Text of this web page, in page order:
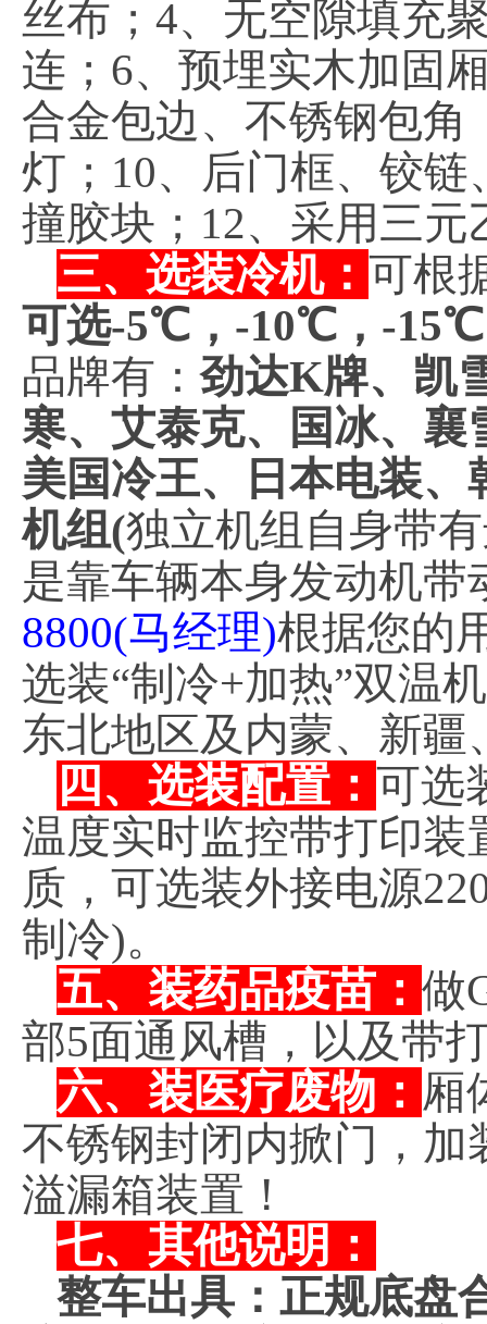
丝布；4、无空隙填充
连；6、预埋实木加固
合金包边、不锈钢包
灯；10、后门框、铰
撞胶块；12、采用三
三、选装冷机： 可根
可选-5℃，-10℃，-
品牌有：劲达K牌、凯
寒、艾泰克、国冰、襄
美国冷王、日本电装、
机组(独立机组自身带
是靠车辆本身发动机
8800(马经理)根据您的
选装“制冷+加热”双温
东北地区及内蒙、新
四、选装配置： 可选
温度实时监控带打印
质，可选装外接电源
制冷)。
五、装药品疫苗： 做
部5面通风槽，以及带
六、装医疗废物： 厢
不锈钢封闭内掀门，
溢漏箱装置！
七、其他说明：
整车出具：正规底盘